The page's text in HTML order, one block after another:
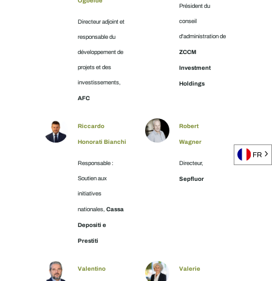
Directeur adjoint et
responsable du
développement de
projets et des
investissements,
AFC
Président du
conseil
d'administration de
ZCCM
Investment
Holdings
Riccardo
Honorati Bianchi
Responsable :
Soutien aux
initiatives
nationales, Cassa
Depositi e
Prestiti
Robert
Wagner
Directeur,
Sepfluor
Valentino
Valerie
FR